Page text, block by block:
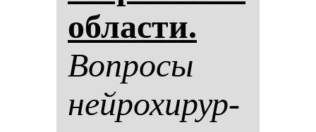
об­лас­ти.
Воп­ро­сы
ней­ро­хи­рур­